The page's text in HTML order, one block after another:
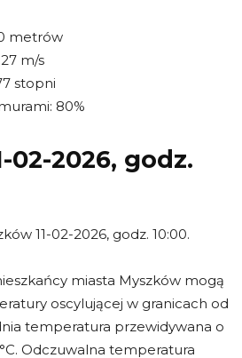
metrów
m/s
stopni
80%
02-2026, godz.
11-02-2026, godz. 10:00.
miasta Myszków mogą
oscylującej w granicach od
temperatura przewidywana o
Odczuwalna temperatura